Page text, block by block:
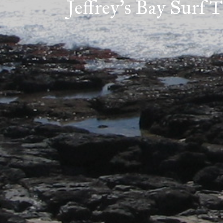
Jeffrey's Bay Surf